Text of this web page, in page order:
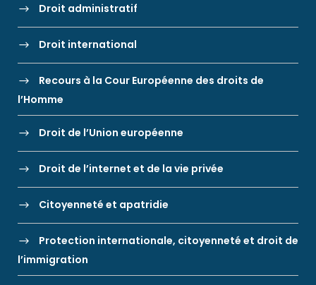
Droit administratif
Droit international
Recours à la Cour Européenne des droits de
l’Homme
Droit de l’Union européenne
Droit de l’internet et de la vie privée
Citoyenneté et apatridie
Protection internationale, citoyenneté et droit de
l’immigration